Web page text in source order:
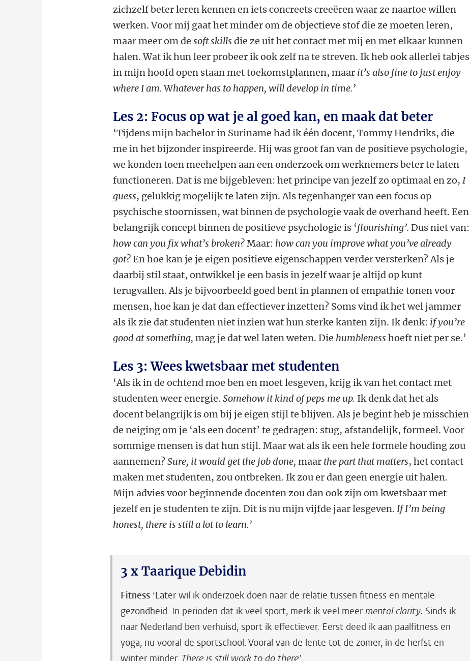
zichzelf beter leren kennen en iets concreets creeëren waar ze naartoe willen
werken. Voor mij gaat het minder om de objectieve stof die ze moeten leren,
maar meer om desoft skillsdie ze uit het contact met mij en met elkaar kunnen
halen. Wat ik hun leer probeer ik ook zelf na te streven. Ik heb ook allerlei tabjes
in mijn hoofd open staan met toekomstplannen, maar it’s also fine to just enjoy
where I am.Whatever has to happen, will develop in time.’
Les 2: Focus op wat je al goed kan, en maak dat beter
‘Tijdens mijn bachelor in Suriname had ik één docent, Tommy Hendriks, die
me in het bijzonder inspireerde. Hij was groot fan van de positieve psychologie,
we konden toen meehelpen aan een onderzoek om werknemers beter te laten
functioneren. Dat is me bijgebleven: het principe van jezelf zo optimaal en zo,I
guess, gelukkig mogelijk te laten zijn. Als tegenhanger van een focus op
psychische stoornissen, wat binnen de psychologie vaak de overhand heeft. Een
belangrijk concept binnen de positieve psychologie is ‘flourishing’.Dus niet van:
how can you fix what’s broken?Maar: how can you improve what you’ve already
got?En hoe kan je je eigen positieve eigenschappen verder versterken? Als je
daarbij stil staat, ontwikkel je een basis in jezelf waar je altijd op kunt
terugvallen. Als je bijvoorbeeld goed bent in plannen of empathie tonen voor
mensen, hoe kan je dat dan effectiever inzetten? Soms vind ik het wel jammer
als ik zie dat studenten niet inzien wat hun sterke kanten zijn. Ik denk: if you’re
good at something,mag je dat wel laten weten. Die humblenesshoeft niet per se.’
Les 3: Wees kwetsbaar met studenten
‘Als ik in de ochtend moe ben en moet lesgeven, krijg ik van het contact met
studenten weer energie.Somehow it kind of peps me up. Ik denk dat het als
docent belangrijk is om bij je eigen stijl te blijven. Als je begint heb je misschien
de neiging om je ‘als een docent’ te gedragen: stug, afstandelijk, formeel. Voor
sommige mensen is dat hun stijl. Maar wat als ik een hele formele houding zou
aannemen?Sure, it would get the job done,maar the part that matters, het contact
maken met studenten, zou ontbreken. Ik zou er dan geen energie uit halen.
Mijn advies voor beginnende docenten zou dan ook zijn om kwetsbaar met
jezelf en je studenten te zijn. Dit is nu mijn vijfde jaar lesgeven.If I’m being
honest, there is still a lot to learn.’
3 x Taarique Debidin
Fitness ‘Later wil ik onderzoek doen naar de relatie tussen fitness en mentale
gezondheid. In perioden dat ik veel sport, merk ik veel meermental clarity. Sinds ik
naar Nederland ben verhuisd, sport ik effectiever. Eerst deed ik aan paalfitness en
yoga, nu vooral de sportschool. Vooral van de lente tot de zomer, in de herfst en
winter minder. There is still work to do there’